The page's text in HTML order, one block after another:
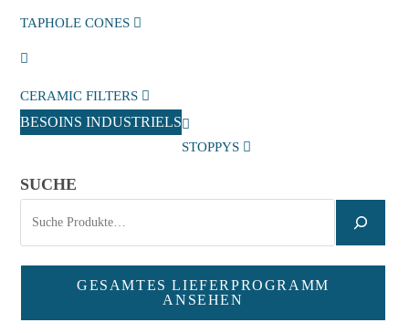
TAPHOLE CONES
CERAMIC FILTERS
BESOINS INDUSTRIELS
STOPPYS
SUCHE
GESAMTES LIEFERPROGRAMM
ANSEHEN